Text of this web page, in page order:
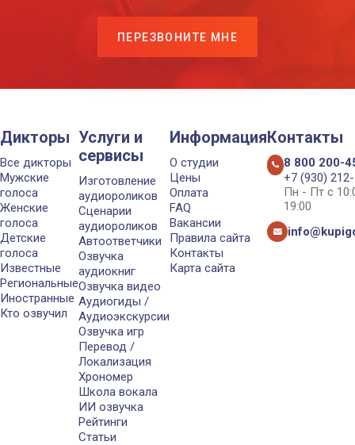
ПЕРЕЗВОНИТЕ МНЕ
Дикторы
Все дикторы
Мужские
голоса
Женские
голоса
Детские
голоса
Известные
Региональные
Иностранные
Кто озвучил
Услуги и
сервисы
Изготовление
аудиороликов
Сценарии
аудиороликов
Автоответчики
Озвучка
аудиокниг
Озвучка видео
Аудиогиды /
Аудиоэкскурсии
Озвучка игр
Перевод /
Локализация
Хрономер
Школа вокала
ИИ озвучка
Рейтинги
Статьи
Информация
О студии
Цены
Оплата
FAQ
Вакансии
Правила сайта
Контакты
Карта сайта
Контакты
8 800 200-
+7 (930)
Пн - Пт с
19:00